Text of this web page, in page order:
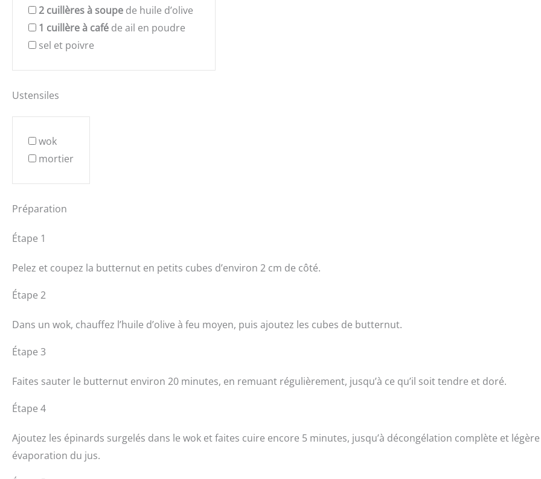
2 cuillères à soupe de huile d’olive
1 cuillère à café de ail en poudre
sel et poivre
Ustensiles
wok
mortier
Préparation
Étape 1
Pelez et coupez la butternut en petits cubes d’environ 2 cm de côté.
Étape 2
Dans un wok, chauffez l’huile d’olive à feu moyen, puis ajoutez les cubes de butternut.
Étape 3
Faites sauter le butternut environ 20 minutes, en remuant régulièrement, jusqu’à ce qu’il soit tendre et doré.
Étape 4
Ajoutez les épinards surgelés dans le wok et faites cuire encore 5 minutes, jusqu’à décongélation complète et légère
évaporation du jus.